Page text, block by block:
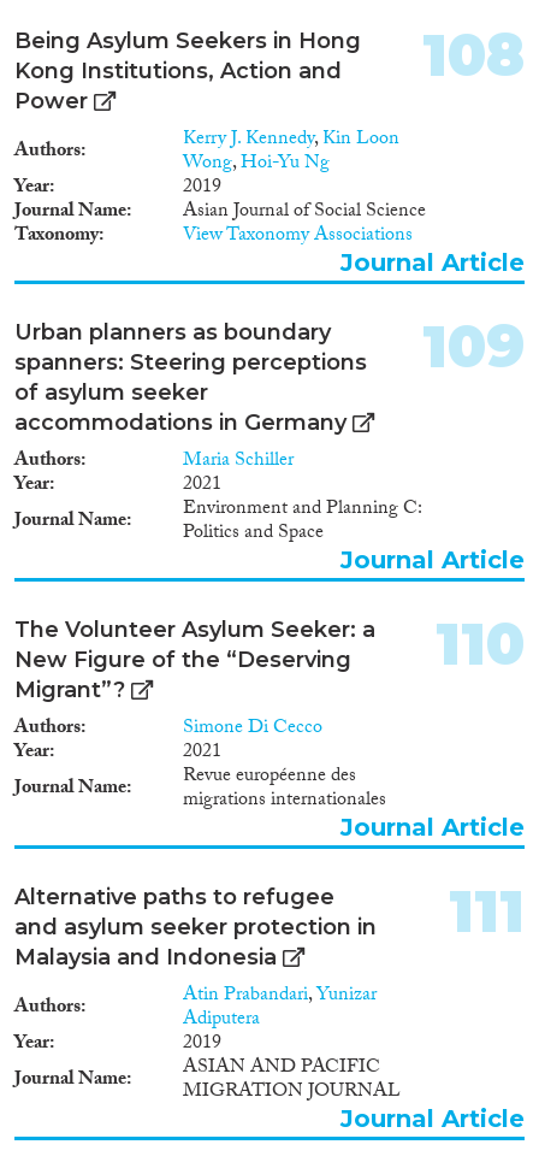
Being Asylum Seekers in Hong
Kong Institutions, Action and
Power
Authors Kerry J. Kennedy,Kin Loon
Wong,Hoi-Yu Ng
Year 2019
Journal Name Asian Journal of Social Science
Taxonomy View Taxonomy Associations
108
Journal Article
Urban planners as boundary
spanners: Steering perceptions
of asylum seeker
accommodations in Germany
Authors Maria Schiller
Year
2021
Journal Name
Environment and Planning C:
Politics and Space
109
Journal Article
The Volunteer Asylum Seeker: a
New Figure of the “Deserving
Migrant”?
Authors Simone Di Cecco
Year
2021
Journal Name
Revue européenne des
migrations internationales
110
Journal Article
Alternative paths to refugee
and asylum seeker protection in
Malaysia and Indonesia
Authors Atin Prabandari,Yunizar
Adiputera
Year
2019
Journal Name
ASIAN AND PACIFIC
MIGRATION JOURNAL
111
Journal Article
1967(87)
1966(59)
1965(55)
1963
1962
1961(29)
1960
1959(24)
1958(29)
1957(32)
1956(34)
1955(26)
1954(26)
1953
1952
1951(24)
1949(23)
1948(25)
1947(12)
1946(18)
1945
1943(22)
1941(19)
1939(12)
1938(25)
1937(19)
1936
1935
1933(16)
1931(13)